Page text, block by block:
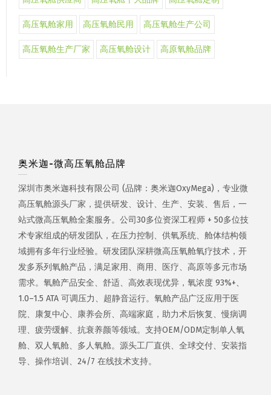
高压氧舱家用 高压氧舱民用 高压氧舱生产公司
高压氧舱生产厂家 高压氧舱设计 高原氧舱品牌
奥米迦-微高压氧舱品牌
深圳市奥米迦科技有限公司 (品牌：奥米迦OxyMega)，专业微
高压氧舱源头厂家，提供研发、设计、生产、安装、售后，一
站式微高压氧舱全案服务。公司30多位资深工程师 + 50多位技
术专家组成的研发团队，在压力控制、供氧系统、舱体结构领
域拥有多年行业经验。研发团队深耕微高压氧舱氧疗技术，开
发多系列氧舱产品，满足家用、商用、医疗、高原等多元市场
需求。氧舱产品安全、舒适、高效表现优异，氧浓度 93%+、
1.0–1.5 ATA 可调压力、超静音运行。氧舱产品广泛应用于医
院、康复中心、康养会所、高端家庭，助力术后恢复、慢病调
理、疲劳缓解、抗衰养颜等领域。支持OEM/ODM定制单人氧
舱、双人氧舱、多人氧舱。源头工厂直供、全球交付、安装指
导、操作培训、24/7 在线技术支持。